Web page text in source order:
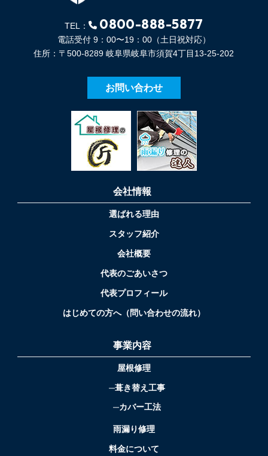
TEL： 0800-888-5877
電話受付 9：00〜19：00（土日祝対応）
住所：〒500-8289 岐阜県岐阜市須賀4丁目13-25-202
お問い合わせ
会社情報
選ばれる理由
スタッフ紹介
会社概要
代表のごあいさつ
代表プロフィール
はじめての方へ（問い合わせの流れ）
事業内容
屋根修理
葺き替え工事
カバー工法
雨漏り修理
料金について